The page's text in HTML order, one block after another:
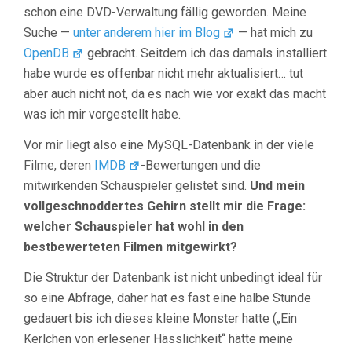
schon eine DVD-Verwaltung fällig geworden. Meine
Suche — unter anderem hier im Blog
— hat mich zu
OpenDB
gebracht. Seitdem ich das damals installiert
habe wurde es offenbar nicht mehr aktualisiert… tut
aber auch nicht not, da es nach wie vor exakt das macht
was ich mir vorgestellt habe.
Vor mir liegt also eine MySQL-Datenbank in der viele
Filme, deren IMDB
-Bewertungen und die
mitwirkenden Schauspieler gelistet sind. Und mein
vollgeschnoddertes Gehirn stellt mir die Frage:
welcher Schauspieler hat wohl in den
bestbewerteten Filmen mitgewirkt?
Die Struktur der Datenbank ist nicht unbedingt ideal für
so eine Abfrage, daher hat es fast eine halbe Stunde
gedauert bis ich dieses kleine Monster hatte („Ein
Kerlchen von erlesener Hässlichkeit“ hätte meine